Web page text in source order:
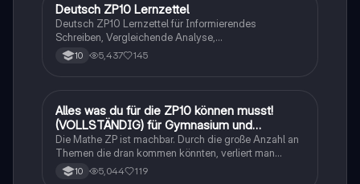
Deutsch
Deutsch ZP10 Lernzettel
Deutsch ZP10 Lernzettel für Informierendes
Schreiben, Vergleichende Analyse,
Sachtexte/Roman/Gedicht..
10 5,437 145
Mathe
Alles was du für die ZP10 können musst!
(VOLLSTÄNDIG) für Gymnasium und
Realschule
Die Mathe ZP ist machbar. Durch die große Anzahl an
Themen die dran kommen könnten, verliert man
schnell den Überblick. Also habe ich von den kleinsten
Themen bis hin zu den größten alles
10 5,044 119